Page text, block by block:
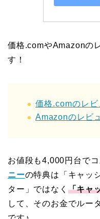
価格.comやAmazonの
す！
価格.comのレビ
Amazonのレビ
お値段も4,000円台でコ
ニーの特典は「キャッ
ター」ではなく 「キャ
して、そのお金でルー